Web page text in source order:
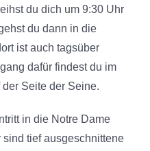
du dich um 9:30 Uhr
du dann in die
ist auch tagsüber
dafür findest du im
Seite der Seine.
in die Notre Dame
tief ausgeschnittene